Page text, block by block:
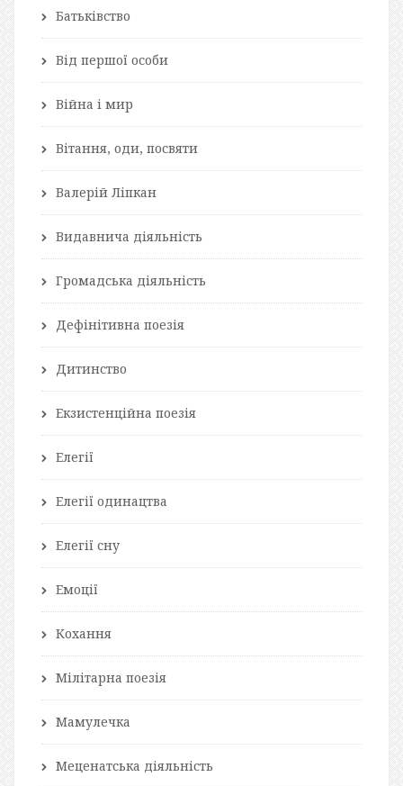
Батьківство
Від першої особи
Війна і мир
Вітання, оди, посвяти
Валерій Ліпкан
Видавнича діяльність
Громадська діяльність
Дефінітивна поезія
Дитинство
Екзистенційна поезія
Елегії
Елегії одинацтва
Елегії сну
Емоції
Кохання
Мілітарна поезія
Мамулечка
Меценатська діяльність